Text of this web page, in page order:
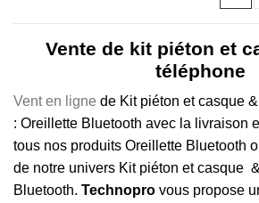
Vente de kit piéton et
téléphone
Vent en ligne de Kit piéton et casque
: Oreillette Bluetooth avec la livraison
tous nos produits Oreillette Bluetooth
de notre univers Kit piéton et casque
Bluetooth. Technopro vous propose